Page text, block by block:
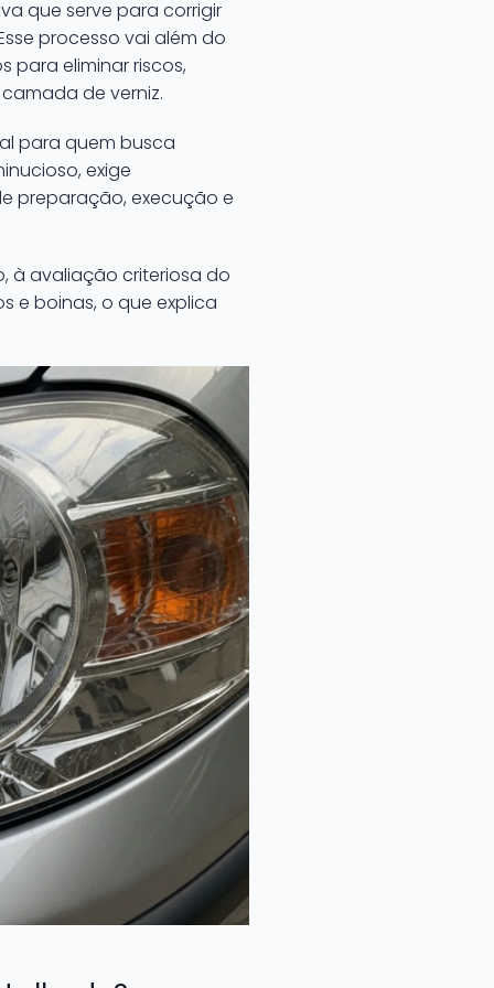
que serve para corrigir
processo vai além do
eliminar riscos,
de verniz.
para quem busca
exige
preparação, execução e
à avaliação criteriosa do
e boinas, o que explica